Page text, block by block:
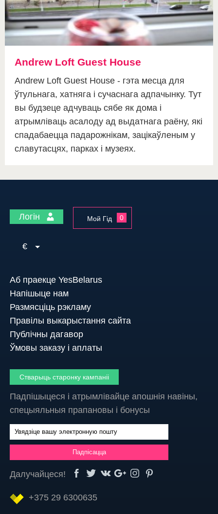
Andrew Loft Guest House
Andrew Loft Guest House - гэта месца для
ўтульнага, хатняга і сучаснага адпачынку. Тут
вы будзеце адчуваць сябе як дома і
атрымліваць асалоду ад выдатнага раёну, які
спадабаецца падарожнікам, зацікаўленым у
славутасцях, парках і музеях.
Логін Мой Гід 0
€
Аб праекце YesBelarus
Напішыце нам
Размясціць рэкламу
Правілы выкарыстання сайта
Публічны дагавор
Ўмовы заказу і аплаты
Стварыць старонку кампаніі
Падпішыцеся і атрымлівайце апошнія навіны,
спецыяльныя прапановы і бонусы
Далучайцеся!
+375 29 6300635